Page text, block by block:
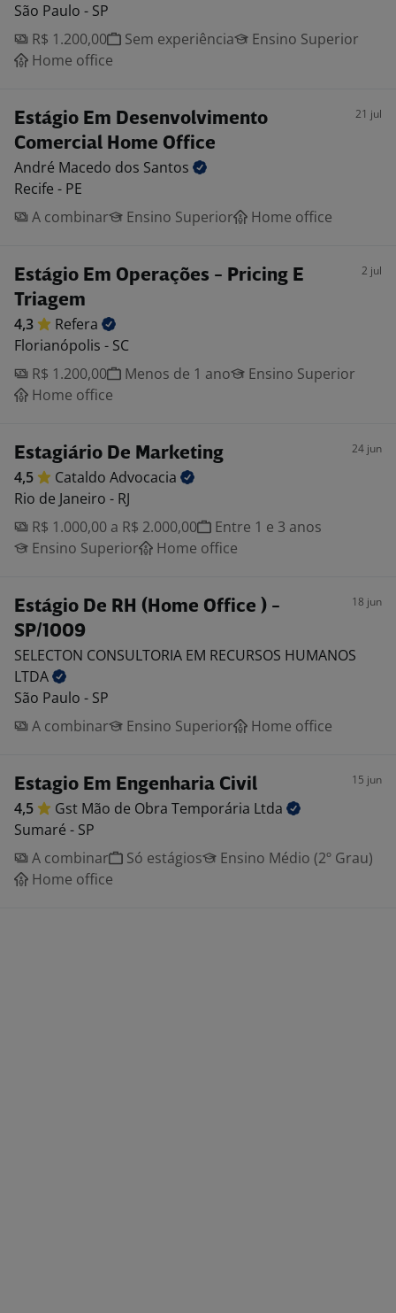
São Paulo - SP
R$ 1.200,00
Sem experiência
Ensino Superior
Home office
Estágio Em Desenvolvimento
Comercial Home Office
21 jul
André Macedo dos Santos
Recife - PE
A combinar
Ensino Superior Home office
Estágio Em Operações - Pricing E
Triagem
2 jul
4,3
Refera
Florianópolis - SC
R$ 1.200,00
Menos de 1 ano
Ensino Superior
Home office
Estagiário De Marketing 24 jun
4,5 Cataldo Advocacia
Rio de Janeiro - RJ
R$ 1.000,00 a R$ 2.000,00
Entre 1 e 3 anos
Ensino Superior
Home office
Estágio De RH (Home Office ) -
SP/1009
18 jun
SELECTON CONSULTORIA EM RECURSOS HUMANOS
LTDA
São Paulo - SP
A combinar
Ensino Superior Home office
Estagio Em Engenharia Civil 15 jun
4,5 Gst Mão de Obra Temporária Ltda
Sumaré - SP
A combinar
Só estágios
Ensino Médio (2º Grau)
Home office